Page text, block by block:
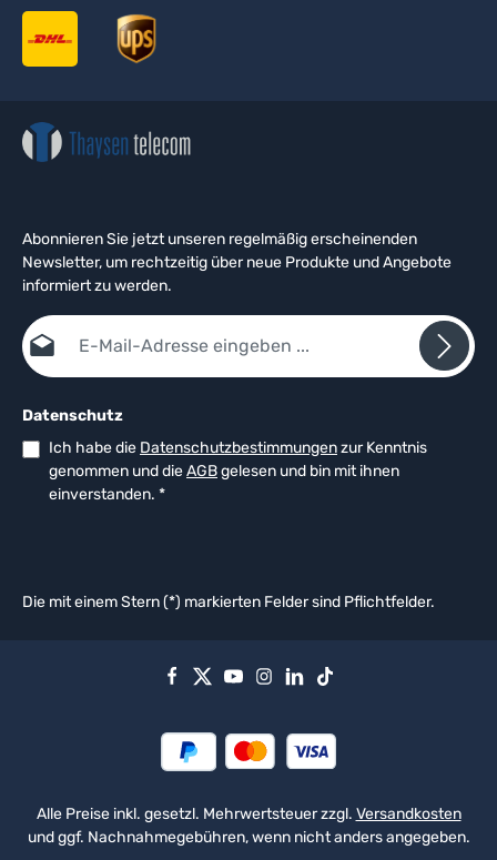
Abonnieren Sie jetzt unseren regelmäßig erscheinenden
Newsletter, um rechtzeitig über neue Produkte und Angebote
informiert zu werden.
E-Mail-Adresse*
Datenschutz
Ich habe die Datenschutzbestimmungenzur Kenntnis
genommen und dieAGBgelesen und bin mit ihnen
einverstanden. *
Die mit einem Stern (*) markierten Felder sind Pflichtfelder.
Alle Preise inkl. gesetzl. Mehrwertsteuer zzgl. Versandkosten
und ggf. Nachnahmegebühren, wenn nicht anders angegeben.